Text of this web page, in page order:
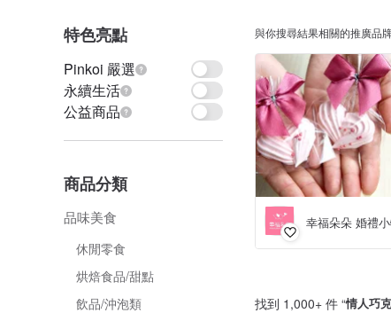
特色亮點
Pinkoi 嚴選
永續生活
公益商品
商品分類
品味美食
休閒零食
烘焙食品/甜點
飲品/沖泡類
與你搜尋結果相關的推廣品
幸福朵朵 婚禮
找到 1,000+ 件 “情人巧